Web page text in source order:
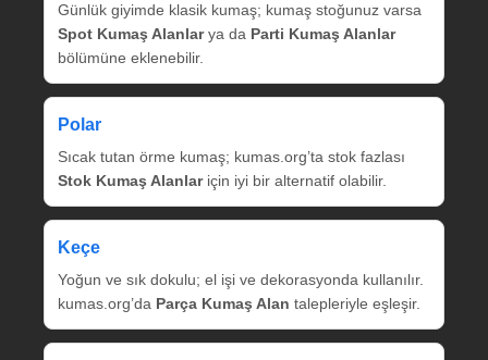
Günlük giyimde klasik kumaş; kumaş stoğunuz varsa
Spot Kumaş Alanlarya da Parti Kumaş Alanlar
bölümüne eklenebilir.
Polar
Sıcak tutan örme kumaş; kumas.org’ta stok fazlası
Stok Kumaş Alanlariçin iyi bir alternatif olabilir.
Keçe
Yoğun ve sık dokulu; el işi ve dekorasyonda kullanılır.
kumas.org’da Parça Kumaş Alan talepleriyle eşleşir.